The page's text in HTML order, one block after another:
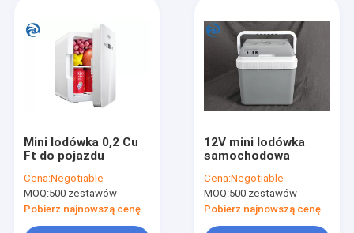
Mini lodówka 0,2 Cu
Ft do pojazdu
Cena:Negotiable
MOQ:500 zestawów
Pobierz najnowszą cenę
12V mini lodówka
samochodowa
Cena:Negotiable
MOQ:500 zestawów
Pobierz najnowszą cenę